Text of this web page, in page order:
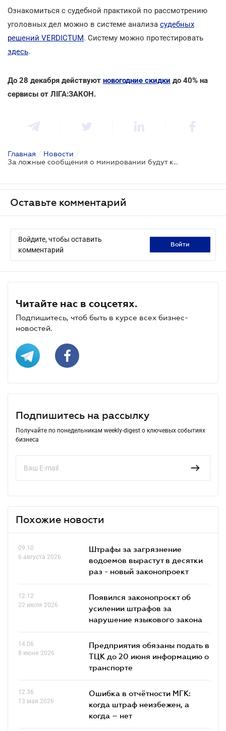
Ознакомиться с судебной практикой по рассмотрению
уголовных дел можно в системе анализа судебных
решений VERDICTUM. Систему можно протестировать
здесь.
До 28 декабря действуют новогодние скидки до 40% на
сервисы от ЛІГА:ЗАКОН.
Главная / Новости /
За ложные сообщения о минировании будут конфисковать имущество
Оставьте комментарий
Войдите, чтобы оставить
комментарий
войти
Читайте нас в соцсетях.
Подпишитесь, чтоб быть в курсе всех бизнес-
новостей.
Подпишитесь на рассылку
Получайте по понедельникам weekly-digest о ключевых событиях
бизнеса
Похожие новости
09.10
6 августа 2026
Штрафы за загрязнение
водоемов вырастут в десятки
раз - новый законопроект
12.12
22 июля 2026
Появился законопроєкт об
усилении штрафов за
нарушение языкового закона
14.06
8 июня 2026
Предприятия обязаны подать в
ТЦК до 20 июня информацию о
транспорте
12.36
13 мая 2026
Ошибка в отчётности МГК:
когда штраф неизбежен, а
когда – нет